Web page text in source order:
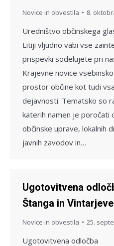
Novice in obvestila 8.
Uredništvo občinskega
Litiji vljudno vabi vse
prispevki sodelujete pri
Krajevne novice
prostor občine kot tudi
dejavnosti. Tematsko so
katerih namen je poročati
občinske uprave, lokalnih
javnih zavodov in…
Ugotovitvena
Štanga in
Novice in obvestila 25.
Ugotovitvena odločba